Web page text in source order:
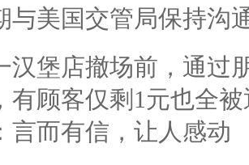
与美国交管局保持沟
汉堡店撤场前，通过
有顾客仅剩1元也全
言而有信，让人感动